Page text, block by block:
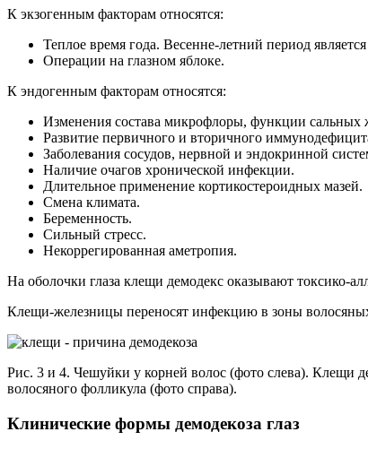
К экзогенным факторам относятся:
Теплое время года. Весенне-летний период
Операции на глазном яблоке.
К эндогенным факторам относятся:
Изменения состава микрофлоры, функции сальных
Развитие первичного и вторичного
Заболевания сосудов, нервной и эндокринной
Наличие очагов хронической инфекции.
Длительное применение кортикостероидных мазей.
Смена климата.
Беременность.
Сильный стресс.
Некоррегированная аметропия.
На оболочки глаза клещи демодекс оказывают токсико-
Клещи-железницы переносят инфекцию в зоны
Рис. 3 и 4. Чешуйки у корней волос (фото слева). Клещи
волосяного фолликула (фото справа).
Клинические формы демодекоза глаз